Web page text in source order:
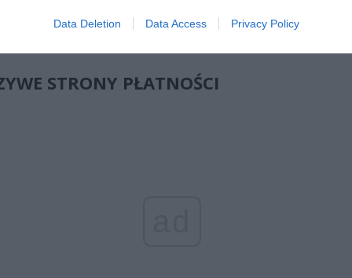
Data Deletion Data Access Privacy Policy
że wiele osób klika w link bez uprzedniego
STRONY PŁATNOŚCI